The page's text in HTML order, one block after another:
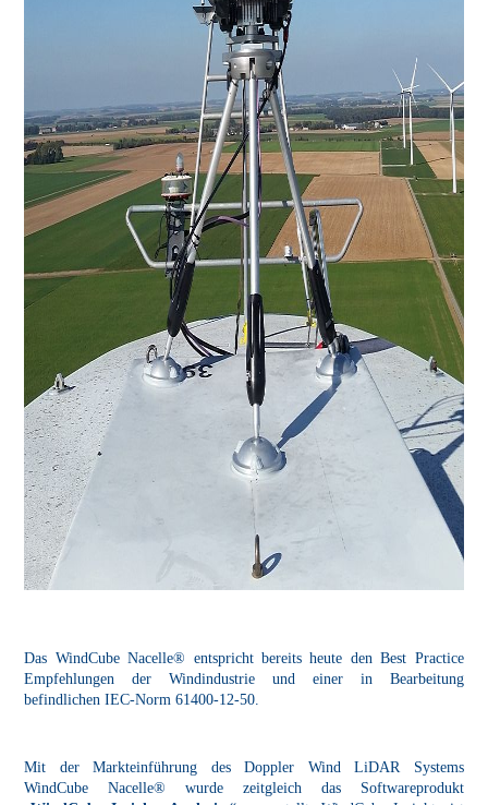
Das WindCube Nacelle® entspricht bereits heute den Best Practice
Empfehlungen der Windindustrie und einer in Bearbeitung
befindlichen IEC-Norm 61400-12-50.
Mit der Markteinführung des Doppler Wind LiDAR Systems
WindCube Nacelle® wurde zeitgleich das Softwareprodukt